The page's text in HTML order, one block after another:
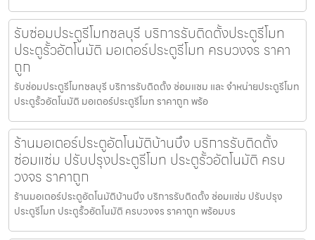
รับซ่อมประตูรีโมทชลบุรี บริการรับติดตั้งประตูรีโมท
ประตูรั้วอัตโนมัติ มอเตอร์ประตูรีโมท ครบวงจร ราคา
ถูก
รับซ่อมประตูรีโมทชลบุรี บริการรับติดตั้ง ซ่อมแซม และ จำหน่ายประตูรีโมท
ประตูรั้วอัตโนมัติ มอเตอร์ประตูรีโมท ราคาถูก พร้อ
ร้านมอเตอร์ประตูอัตโนมัติบ้านบึง บริการรับติดตั้ง
ซ่อมแซ่ม ปรับปรุงประตูรีโมท ประตูรั้วอัตโนมัติ ครบ
วงจร ราคาถูก
ร้านมอเตอร์ประตูอัตโนมัติบ้านบึง บริการรับติดตั้ง ซ่อมแซ่ม ปรับปรุง
ประตูรีโมท ประตูรั้วอัตโนมัติ ครบวงจร ราคาถูก พร้อมบร